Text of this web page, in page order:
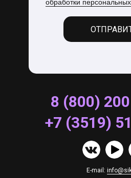
обработки
8 (800)
+7 (3519)
E-mail: